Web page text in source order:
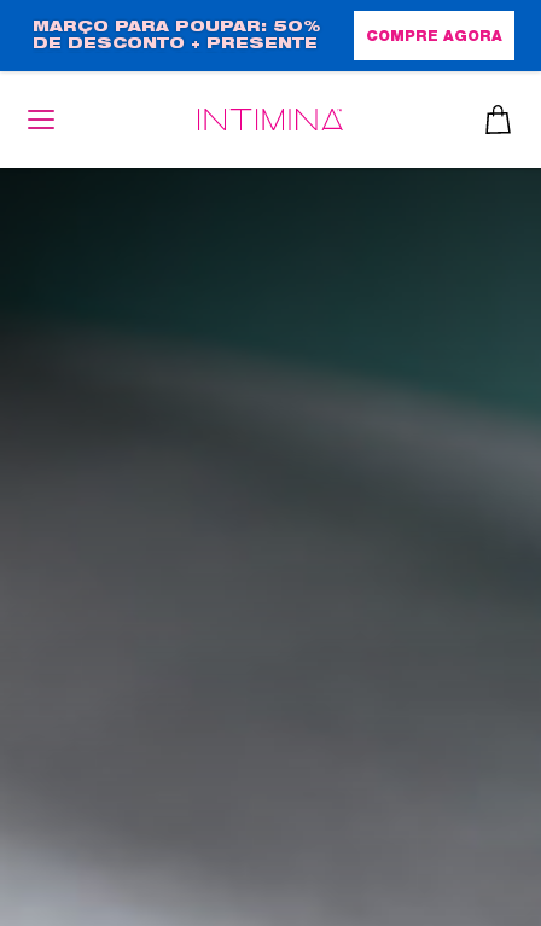
para
o
conteúdo
principal
MARÇO PARA POUPAR: 50%
DE DESCONTO + PRESENTE
COMPRE AGORA